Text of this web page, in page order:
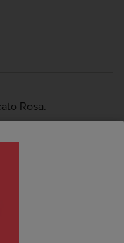
Rosa.
Glera y
La segunda
depósitos de
al que se le